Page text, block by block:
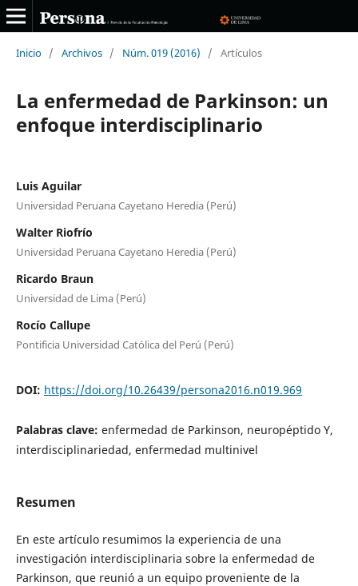
Inicio / Archivos / Núm. 019 (2016) / Artículos
La enfermedad de Parkinson: un
enfoque interdisciplinario
Luis Aguilar
Universidad Peruana Cayetano Heredia (Perú)
Walter Riofrío
Universidad Peruana Cayetano Heredia (Perú)
Ricardo Braun
Universidad de Lima (Perú)
Rocío Callupe
Pontificia Universidad Católica del Perú (Perú)
DOI: https://doi.org/10.26439/persona2016.n019.969
Palabras clave: enfermedad de Parkinson, neuropéptido Y,
interdisciplinariedad, enfermedad multinivel
Resumen
En este artículo resumimos la experiencia de una
investigación interdisciplinaria sobre la enfermedad de
Parkinson, que reunió a un equipo proveniente de la